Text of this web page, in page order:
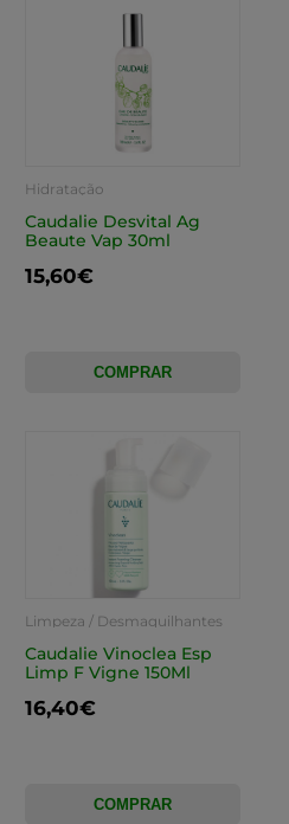
Hidratação
Caudalie Desvital Ag
Beaute Vap 30ml
15,60€
COMPRAR
Limpeza / Desmaquilhantes
Caudalie Vinoclea Esp
Limp F Vigne 150Ml
16,40€
COMPRAR